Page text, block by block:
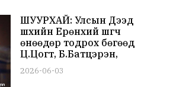
ШУУРХАЙ: Улсын Дээд
шүүхийн Ерөнхий шүүгч
өнөөдөр тодрох бөгөөд
Ц.Цогт, Б.Батцэрэн,
Ч.Хосбаяр нар нэр дэвшиж
магадгүй байна
2026-06-03